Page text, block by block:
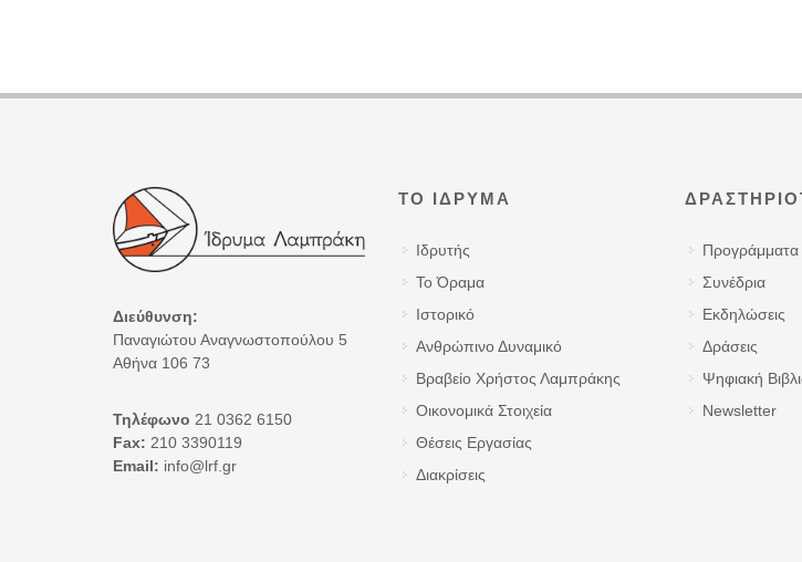
Διεύθυνση:
Παναγιώτου Αναγνωστοπούλου 5
Αθήνα 106 73
Τηλέφωνο 21 0362 6150
Fax: 210 3390119
Email: info@lrf.gr
ΤΟ ΊΔΡΥΜΑ
Ιδρυτής
Το Όραμα
Ιστορικό
Ανθρώπινο Δυναμικό
Βραβείο Χρήστος Λαμπράκης
Οικονομικά Στοιχεία
Θέσεις Εργασίας
Διακρίσεις
Προγράμματα
Συνέδρια
Εκδηλώσεις
Δράσεις
Ψηφιακή
Newsletter